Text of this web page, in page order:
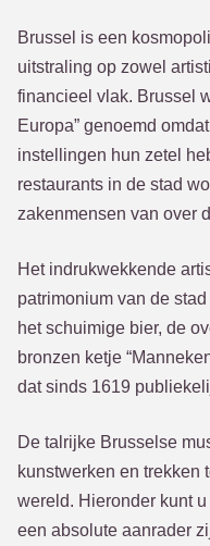
Brussel is een
uitstraling op zowel
financieel vlak. Brussel
Europa” genoemd
instellingen hun zetel
restaurants in de stad
zakenmensen van over
Het indrukwekkende
patrimonium van de
het schuimige bier, de
bronzen ketje
dat sinds 1619
De talrijke Brusselse
kunstwerken en trekken
wereld. Hieronder kunt
een absolute aanrader